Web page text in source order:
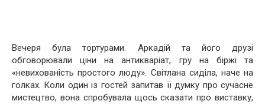
Вечеря була тортурами. Аркадій та його друзі
обговорювали ціни на антикваріат, гру на біржі та
«невихованість простого люду». Світлана сиділа, наче на
голках. Коли один із гостей запитав її думку про сучасне
мистецтво, вона спробувала щось сказати про виставку,